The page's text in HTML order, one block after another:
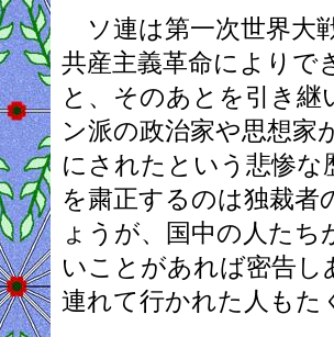
ソ連は第一次世界大
共産主義革命によりで
と、そのあとを引き
ン派の政治家や思想
にされたという悲惨な
を粛正するのは独裁
ょうが、国中の人た
いことがあれば密告
連れて行かれた人も